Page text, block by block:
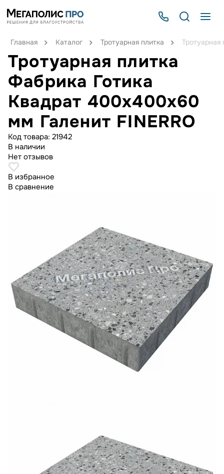
Главная Каталог Тротуарная плитка
Тротуарная плитка
Фабрика Готика
Квадрат 400х400х60
мм Галенит FINERRO
Код товара: 21942
В наличии
Нет отзывов
В избранное
В сравнение